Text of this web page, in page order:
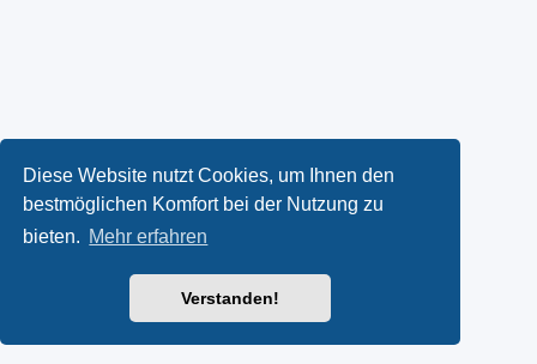
Diese Website nutzt Cookies, um Ihnen den
bestmöglichen Komfort bei der Nutzung zu
bieten. Mehr erfahren
Verstanden!